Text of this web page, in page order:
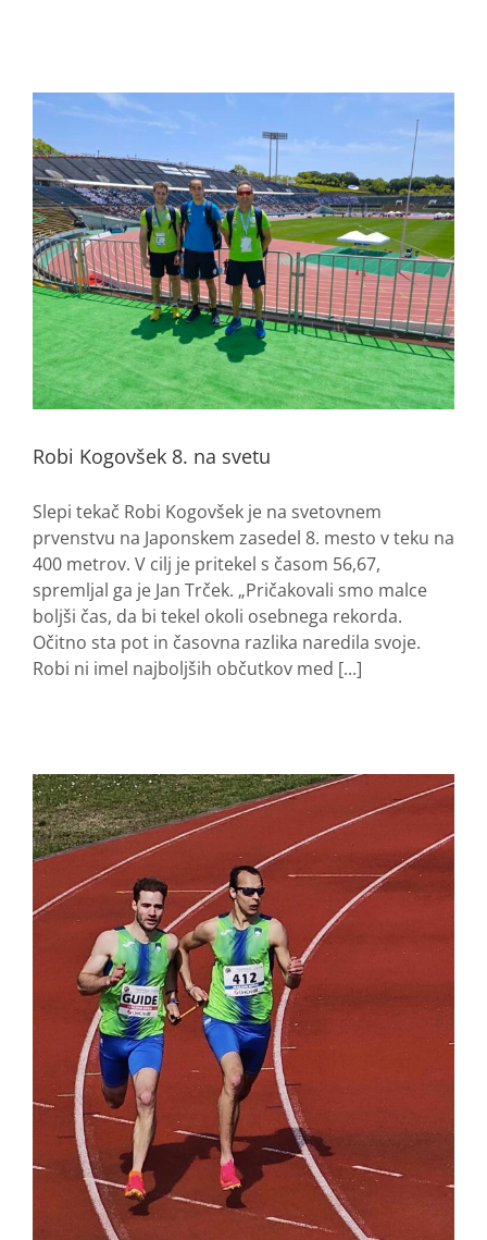
Robi Kogovšek 8. na svetu
Slepi tekač Robi Kogovšek je na svetovnem
prvenstvu na Japonskem zasedel 8. mesto v teku na
400 metrov. V cilj je pritekel s časom 56,67,
spremljal ga je Jan Trček. „Pričakovali smo malce
boljši čas, da bi tekel okoli osebnega rekorda.
Očitno sta pot in časovna razlika naredila svoje.
Robi ni imel najboljših občutkov med [...]